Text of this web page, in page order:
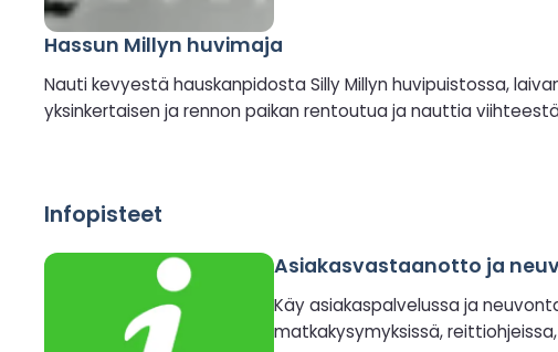
Hassun Millyn huvimaja
Nauti kevyestä hauskanpidosta Silly Millyn huvipuistossa,
yksinkertaisen ja rennon paikan rentoutua ja nauttia
Infopisteet
Asiakasvastaanotto ja
Käy asiakaspalvelussa ja
matkakysymyksissä,